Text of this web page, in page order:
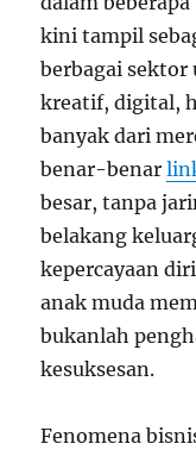
kini tampil
berbagai sektor
kreatif, digital,
banyak dari
benar-benar
besar, tanpa
belakang
kepercayaan
anak muda
bukanlah
kesuksesan.
Fenomena